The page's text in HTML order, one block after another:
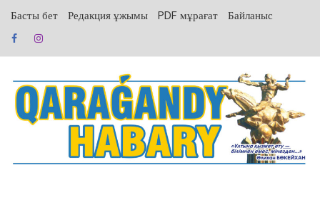
содержанию
Басты бет Редакция ұжымы PDF мұрағат Байланыс